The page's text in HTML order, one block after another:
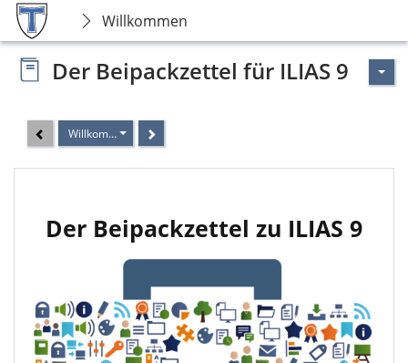
Willkommen
Der Beipackzettel für ILIAS 9
Willkommen
Der Beipackzettel zu ILIAS 9